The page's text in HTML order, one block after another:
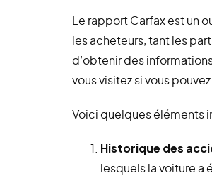
Le rapport Carfax est un
les acheteurs, tant les
d’obtenir des
vous visitez si vous
Voici quelques éléments
Historique des
lesquels la voiture a